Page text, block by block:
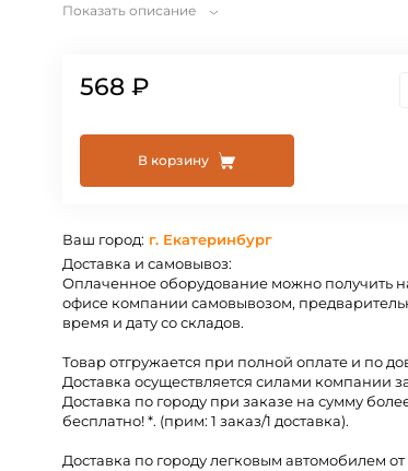
индивидуально.
Показать описание
568 ₽
В корзину
Ваш город: г. Екатеринбург
Доставка и самовывоз:
Оплаченное оборудование можно получить
офисе компании самовывозом,
время и дату со складов.
Товар отгружается при полной оплате и по
Доставка осуществляется силами компании
Доставка по городу при заказе на сумму
бесплатно! *. (прим: 1 заказ/1 доставка).
Доставка по городу легковым автомобилем